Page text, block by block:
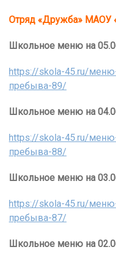
Отряд «Дружба» МАОУ
Школьное меню на
https://skola-45.ru/
пребыва-89/
Школьное меню на
https://skola-45.ru/
пребыва-88/
Школьное меню на
https://skola-45.ru/
пребыва-87/
Школьное меню на